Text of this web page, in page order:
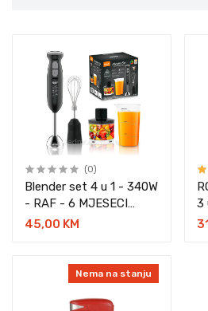
(0)
Blender set 4 u 1 - 340W
- RAF - 6 MJESECI
GARANCIJA
45,00 KM
3
Nema na stanju